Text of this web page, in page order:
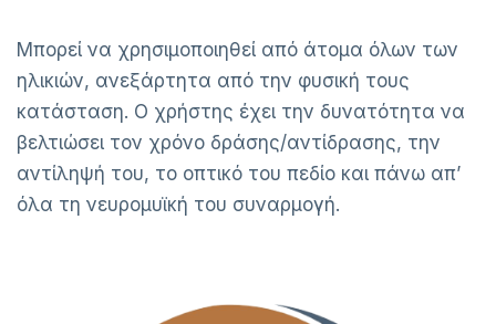
Μπορεί να χρησιμοποιηθεί από άτομα όλων των
ηλικιών, ανεξάρτητα από την φυσική τους
κατάσταση. Ο χρήστης έχει την δυνατότητα να
βελτιώσει τον χρόνο δράσης/αντίδρασης, την
αντίληψή του, το οπτικό του πεδίο και πάνω απ’
όλα τη νευρομυϊκή του συναρμογή.